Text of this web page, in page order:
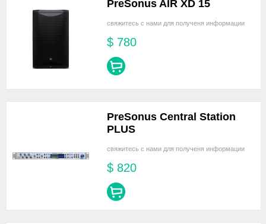
PreSonus AIR XD 15
свяжитесь с нами для полученя информации
$ 780
PreSonus Central Station
PLUS
свяжитесь с нами для полученя информации
$ 820